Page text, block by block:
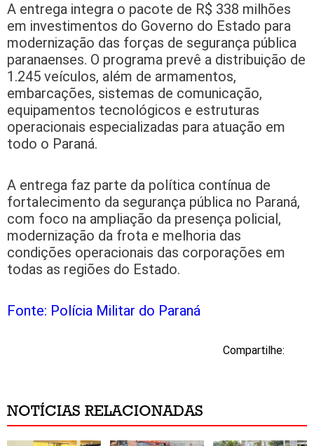
A entrega integra o pacote de R$ 338 milhões
em investimentos do Governo do Estado para
modernização das forças de segurança pública
paranaenses. O programa prevê a distribuição de
1.245 veículos, além de armamentos,
embarcações, sistemas de comunicação,
equipamentos tecnológicos e estruturas
operacionais especializadas para atuação em
todo o Paraná.
A entrega faz parte da política contínua de
fortalecimento da segurança pública no Paraná,
com foco na ampliação da presença policial,
modernização da frota e melhoria das
condições operacionais das corporações em
todas as regiões do Estado.
Fonte: Polícia Militar do Paraná
Compartilhe:
NOTÍCIAS RELACIONADAS